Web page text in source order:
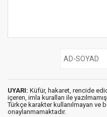
UYARI: Küfür, hakaret, rencide
içeren, imla kuralları ile
Türkçe karakter kullanılmayan ve
onaylanmamaktadır.